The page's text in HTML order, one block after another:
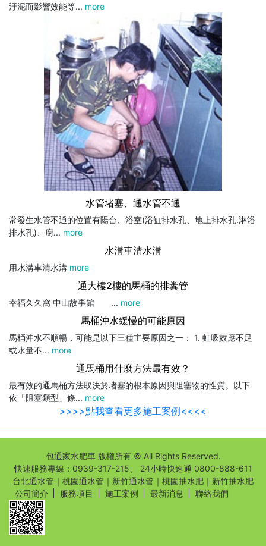
汙泥而影響效能等... more
水管堵塞、通水管不通
常發生水管不通的位置有陽台、浴室(浴缸排水孔、地上排水孔.淋浴
排水孔)、廚... more
水溝車清水溝
用水溝車清水溝 more
通大樓2樓的馬桶的排糞管
幸福久久窩 中山故事館 ... more
馬桶沖水緩慢的可能原因
馬桶沖水不順暢，可能是以下三種主要原因之一： 1. 虹吸效應不足
或水量不... more
通馬桶用什麼方法最有效？
最有效的通馬桶方法取決於堵塞的根本原因與阻塞物的性質。以下
依「阻塞類型」條... more
>>>>點我查看更多施工案例<<<<
包通家水肥車 版權所有 © All Rights Reserved.
快速服務專線： 0939-317-215 、 24小時快速通 0800-888-611
台北通水管 ｜ 桃園通水管 ｜ 新竹通水管 ｜ 桃園抽水肥 ｜ 新竹抽水肥
公司簡介
服務項目 施工案例 最新消息 聯絡我們